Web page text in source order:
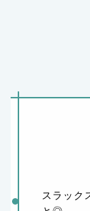
スラック